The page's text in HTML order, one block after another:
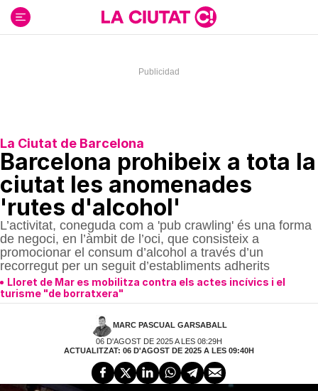
contenido
La Ciutat de Barcelona
Barcelona prohibeix a tota la
ciutat les anomenades
'rutes d'alcohol'
L’activitat, coneguda com a 'pub crawling' és una forma
de negoci, en l’àmbit de l’oci, que consisteix a
promocionar el consum d’alcohol a través d’un
recorregut per un seguit d’establiments adherits
Lloret de Mar es mobilitza contra els actes incívics i el
turisme "de borratxera"
MARC PASCUAL GARSABALL
06 D'AGOST DE 2025 A LES 08:29H
ACTUALITZAT: 06 D'AGOST DE 2025 A LES 09:40H